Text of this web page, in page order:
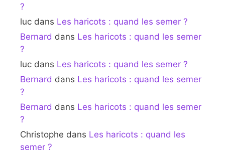
?
luc dans Les haricots : quand les semer ?
Bernard dans Les haricots : quand les semer
?
luc dans Les haricots : quand les semer ?
Bernard dans Les haricots : quand les semer
?
Bernard dans Les haricots : quand les semer
?
Christophe dans Les haricots : quand les
semer ?